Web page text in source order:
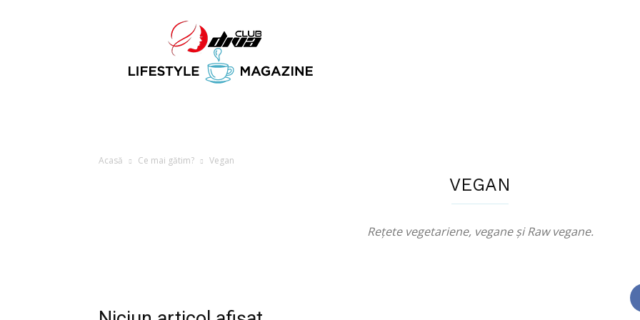
Club
Diva
Acasă Ce mai gătim? Vegan
VEGAN
Rețete vegetariene, vegane și Raw vegane.